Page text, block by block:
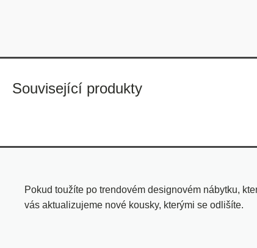
Související produkty
Pokud toužíte po trendovém designovém nábytku,
vás aktualizujeme nové kousky, kterými se odlišíte.